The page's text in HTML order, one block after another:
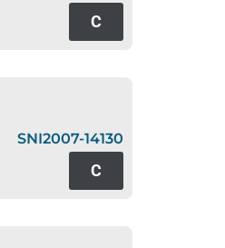
C
SNI2007-14130
C